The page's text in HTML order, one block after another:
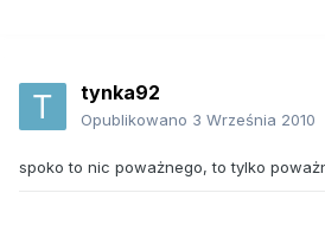
tynka92
Opublikowano 3 Września 2010
spoko to nic poważnego, to tylko